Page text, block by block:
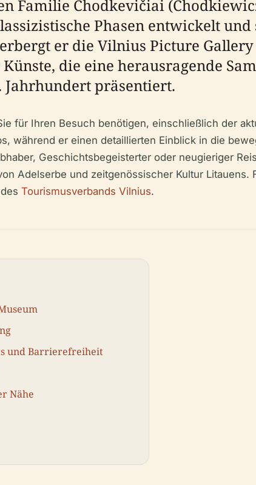
Familie Chodkevičiai
Phasen entwickelt
er die Vilnius Picture Gallery
die eine herausragende
Jahrhundert präsentiert.
für Ihren Besuch benötigen, einschließlich der
während er einen detaillierten Einblick in die
Geschichtsbegeisterter oder neugieriger
Adelserbe und zeitgenössischer Kultur
Tourismusverbands Vilnius.
und Barrierefreiheit
Nähe